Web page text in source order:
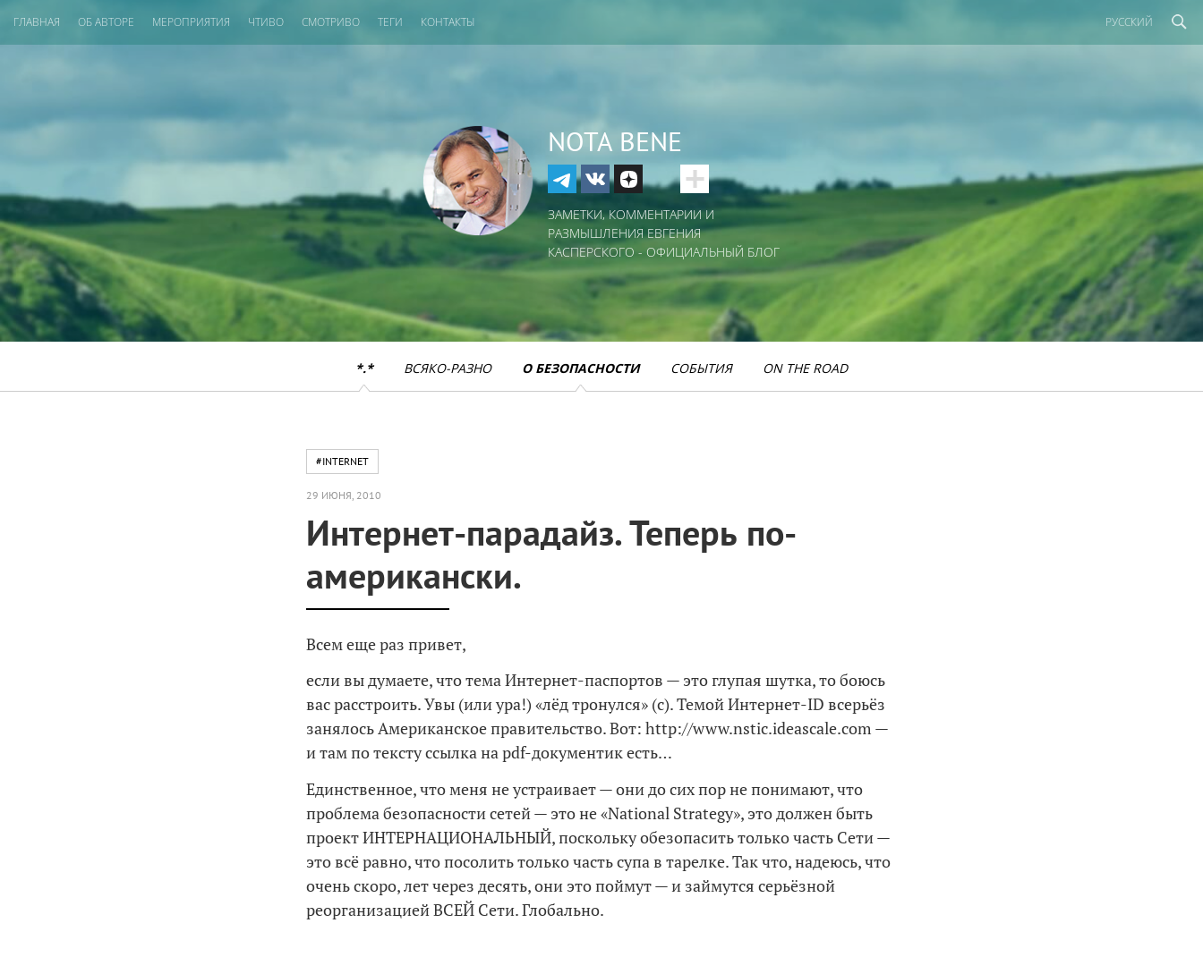
ГЛАВНАЯ ОБ АВТОРЕ МЕРОПРИЯТИЯ ЧТИВО СМОТРИВО ТЕГИ КОНТАКТЫ РУССКИЙ
NOTA BENE
ЗАМЕТКИ, КОММЕНТАРИИ И
РАЗМЫШЛЕНИЯ ЕВГЕНИЯ
КАСПЕРСКОГО - ОФИЦИАЛЬНЫЙ БЛОГ
*.* ВСЯКО-РАЗНО О БЕЗОПАСНОСТИ СОБЫТИЯ ON THE ROAD
#INTERNET
29 ИЮНЯ, 2010
Интернет-парадайз. Теперь по-
американски.
Всем еще раз привет,
если вы думаете, что тема Интернет-паспортов — это глупая шутка, то боюсь
вас расстроить. Увы (или ура!) «лёд тронулся» (с). Темой Интернет-ID всерьёз
занялось Американское правительство. Вот: http://www.nstic.ideascale.com —
и там по тексту ссылка на pdf-документик есть…
Единственное, что меня не устраивает — они до сих пор не понимают, что
проблема безопасности сетей — это не «National Strategy», это должен быть
проект ИНТЕРНАЦИОНАЛЬНЫЙ, поскольку обезопасить только часть Сети —
это всё равно, что посолить только часть супа в тарелке. Так что, надеюсь, что
очень скоро, лет через десять, они это поймут — и займутся серьёзной
реорганизацией ВСЕЙ Сети. Глобально.